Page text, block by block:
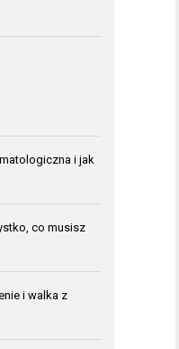
i jak
co musisz
i walka z